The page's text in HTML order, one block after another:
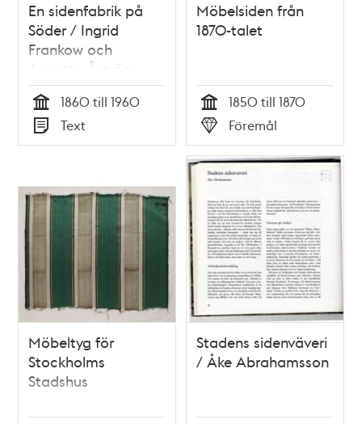
En sidenfabrik på
Söder / Ingrid
Frankow och
Annette Åström
Tid
1860 till 1960
Typ
Text
Möbelsiden från
1870-talet
Tid
1850 till 1870
Typ
Föremål
Möbeltyg för
Stockholms
Stadshus
Stadens sidenväveri
/ Åke Abrahamsson